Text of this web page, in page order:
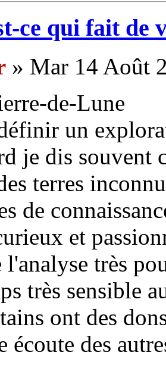
ce qui fait de
» Mar 14 Août
de-Lune
un
je dis souvent
terres
de
et
l'analyse très
très sensible
ont des
écoute des